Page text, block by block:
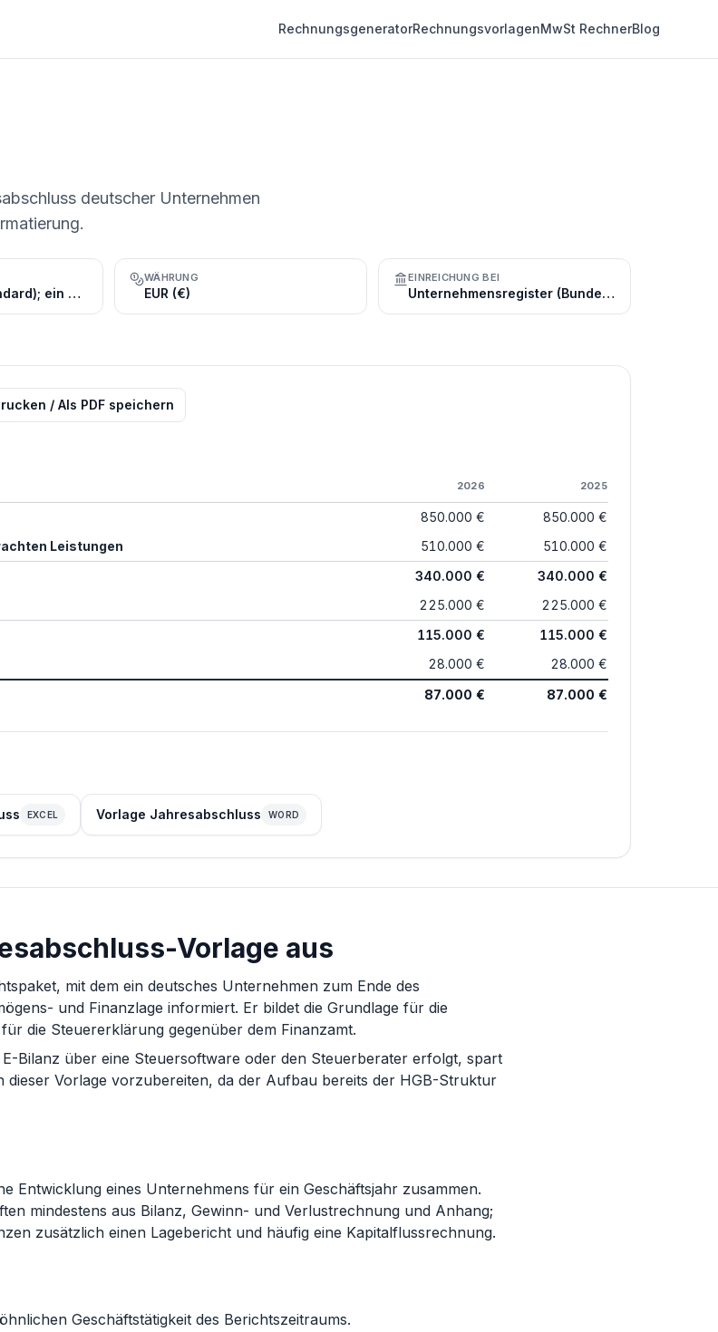
RechnungsgeneratorRechnungsvorlagenMwSt RechnerBlog
deutscher Unternehmen
Kalenderjahr (Standard); ein abweichendes Geschäftsjahr ist möglich
WÄHRUNG
EUR (€)
EINREICHUNG BEI
Unternehmensregister (Bundesanzeiger)
/ Als PDF speichern
2026 2025
850.000 €
850.000 €
Leistungen
510.000 €
510.000 €
340.000 €
340.000 €
225.000 €
225.000 €
115.000 €
115.000 €
28.000 €
28.000 €
87.000 € 87.000 €
EXCEL Vorlage Jahresabschluss WORD
Vorlage aus
mit dem ein deutsches Unternehmen zum Ende des
und Finanzlage informiert. Er bildet die Grundlage für die
die Steuererklärung gegenüber dem Finanzamt.
Bilanz über eine Steuersoftware oder den Steuerberater erfolgt, spart
dieser Vorlage vorzubereiten, da der Aufbau bereits der HGB-Struktur
Entwicklung eines Unternehmens für ein Geschäftsjahr zusammen.
mindestens aus Bilanz, Gewinn- und Verlustrechnung und Anhang;
zusätzlich einen Lagebericht und häufig eine Kapitalflussrechnung.
Geschäftstätigkeit des Berichtszeitraums.